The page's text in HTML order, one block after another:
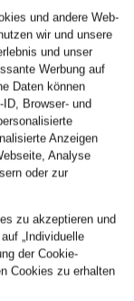
diptyque
und andere Web-
wir und unsere
und unser
Werbung auf
Daten können
Browser- und
Anzeigen
Analyse
oder zur
zu akzeptieren und
„Individuelle
der Cookie-
Cookies zu erhalten